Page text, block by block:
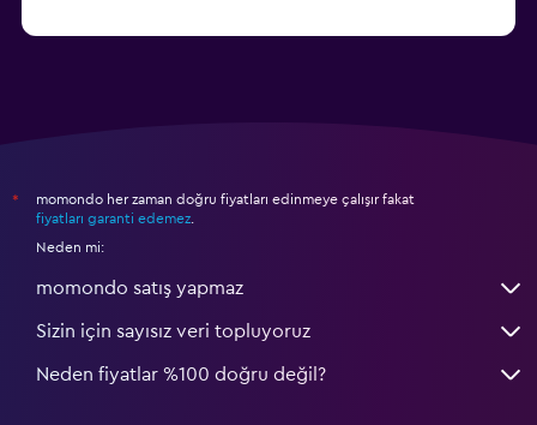
*
momondo her zaman doğru fiyatları edinmeye çalışır fakat
fiyatları garanti edemez
Neden mi:
momondo satış yapmaz
Sizin için sayısız veri topluyoruz
Neden fiyatlar %100 doğru değil?